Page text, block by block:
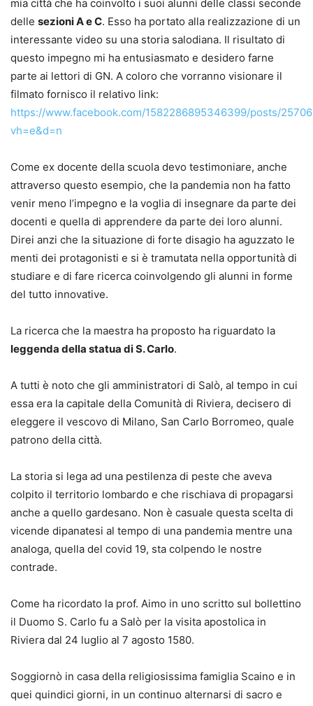
mia città che ha coinvolto i suoi alunni delle classi seconde
delle sezioni A e C. Esso ha portato alla realizzazione di un
interessante video su una storia salodiana. Il risultato di
questo impegno mi ha entusiasmato e desidero farne
parte ai lettori di GN. A coloro che vorranno visionare il
filmato fornisco il relativo link:
https://www.facebook.com/1582286895346399/posts/
vh=e&d=n
Come ex docente della scuola devo testimoniare, anche
attraverso questo esempio, che la pandemia non ha fatto
venir meno l’impegno e la voglia di insegnare da parte dei
docenti e quella di apprendere da parte dei loro alunni.
Direi anzi che la situazione di forte disagio ha aguzzato le
menti dei protagonisti e si è tramutata nella opportunità di
studiare e di fare ricerca coinvolgendo gli alunni in forme
del tutto innovative.
La ricerca che la maestra ha proposto ha riguardato la
leggenda della statua di S. Carlo.
A tutti è noto che gli amministratori di Salò, al tempo in cui
essa era la capitale della Comunità di Riviera, decisero di
eleggere il vescovo di Milano, San Carlo Borromeo, quale
patrono della città.
La storia si lega ad una pestilenza di peste che aveva
colpito il territorio lombardo e che rischiava di propagarsi
anche a quello gardesano. Non è casuale questa scelta di
vicende dipanatesi al tempo di una pandemia mentre una
analoga, quella del covid 19, sta colpendo le nostre
contrade.
Come ha ricordato la prof. Aimo in uno scritto sul bollettino
il Duomo S. Carlo fu a Salò per la visita apostolica in
Riviera dal 24 luglio al 7 agosto 1580.
Soggiornò in casa della religiosissima famiglia Scaino e in
quei quindici giorni, in un continuo alternarsi di sacro e